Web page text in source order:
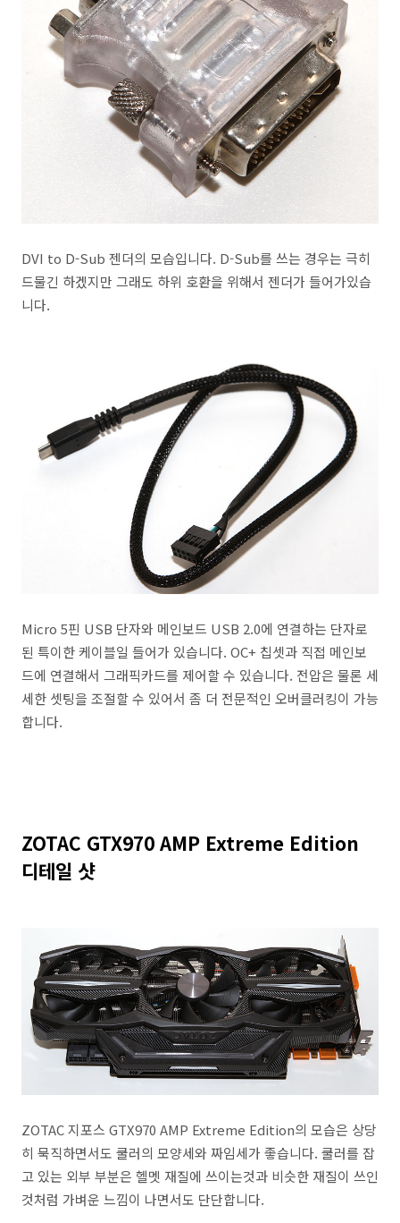
DVI to D-Sub 젠더의 모습입니다. D-Sub를 쓰는 경우는 극히
드물긴 하겠지만 그래도 하위 호환을 위해서 젠더가 들어가있습
니다.
Micro 5핀 USB 단자와 메인보드 USB 2.0에 연결하는 단자로
된 특이한 케이블일 들어가 있습니다. OC+ 칩셋과 직접 메인보
드에 연결해서 그래픽카드를 제어할 수 있습니다. 전압은 물론 세
세한 셋팅을 조절할 수 있어서 좀 더 전문적인 오버클러킹이 가능
합니다.
ZOTAC GTX970 AMP Extreme Edition
디테일 샷
ZOTAC 지포스 GTX970 AMP Extreme Edition의 모습은 상당
히 묵직하면서도 쿨러의 모양세와 짜임세가 좋습니다. 쿨러를 잡
고 있는 외부 부분은 헬멧 재질에 쓰이는것과 비슷한 재질이 쓰인
것처럼 가벼운 느낌이 나면서도 단단합니다.